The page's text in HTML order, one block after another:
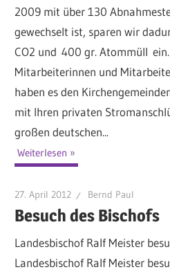
2009 mit über 130
gewechselt ist, sparen wir
CO2 und 400 gr. Atommüll
Mitarbeiterinnen und
haben es den
mit Ihren privaten
großen deutschen...
Weiterlesen
27. April 2012 Bernd Paul
Besuch des Bischofs
Landesbischof Ralf Meister
Landesbischof Ralf Meister